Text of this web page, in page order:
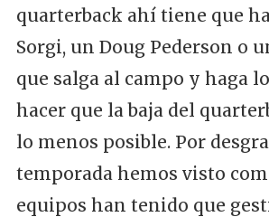
quarterback ahí tiene que
Sorgi, un Doug Pederson o
que salga al campo y haga
hacer que la baja del
lo menos posible. Por
temporada hemos visto
equipos han tenido que